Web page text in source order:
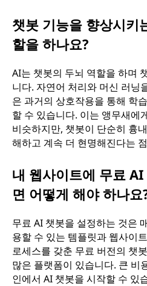
챗봇 기능을 향상시키
할을 하나요?
AI는 챗봇의 두뇌 역할을 하며
니다. 자연어 처리와 머신 러닝
은 과거의 상호작용을 통해 학
할 수 있습니다. 이는 앵무새에
비슷하지만, 챗봇이 단순히 흉
해하고 계속 더 현명해진다는
내 웹사이트에 무료
면 어떻게 해야 하나요
무료 AI 챗봇을 설정하는 것은
용할 수 있는 템플릿과 웹사이
로세스를 갖춘 무료 버전의 챗
많은 플랫폼이 있습니다. 큰 비
인에서 AI 챗봇을 시작할 수 있